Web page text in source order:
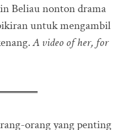
Beliau nonton drama
untuk mengambil
A video of her, for
orang yang penting